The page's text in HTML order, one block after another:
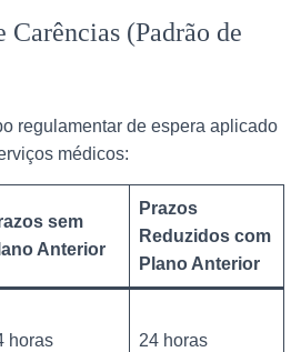
Carências (Padrão de
regulamentar de espera aplicado
médicos:
sem
Anterior
Prazos
Reduzidos com
Plano Anterior
horas 24 horas